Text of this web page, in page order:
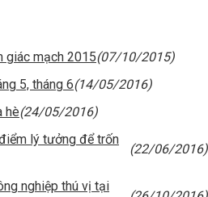
giác mạch 2015(07/10/2015)
5, tháng 6(14/05/2016)
hè(24/05/2016)
lý tưởng để trốn
(22/06/2016)
nghiệp thú vị tại